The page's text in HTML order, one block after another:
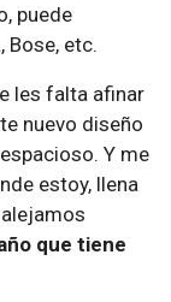
puede
Bose, etc.
les falta afinar
nuevo diseño
Y me
estoy, llena
que tiene